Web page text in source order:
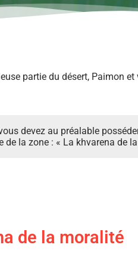
partie du désert, Paimon
devez au préalable
la zone : « La khvarena de
de la moralité